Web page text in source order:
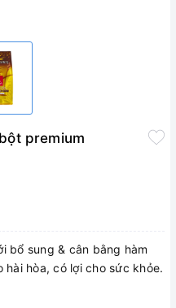
premium
bổ sung & cân bằng hàm
hòa, có lợi cho sức khỏe.